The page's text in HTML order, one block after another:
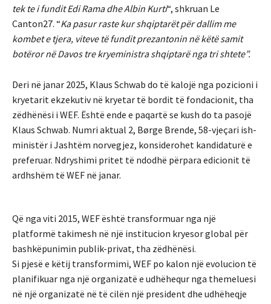
tek te i fundit Edi Rama dhe Albin Kurti“, shkruan Le
Canton27. “Ka pasur raste kur shqiptarët për dallim me
kombet e tjera, viteve të fundit prezantonin në këtë samit
botëror në Davos tre kryeministra shqiptarë nga tri shtete”.
Deri në janar 2025, Klaus Schwab do të kalojë nga pozicioni i
kryetarit ekzekutiv në kryetar të bordit të fondacionit, tha
zëdhënësi i WEF. Është ende e paqartë se kush do ta pasojë
Klaus Schwab. Numri aktual 2, Børge Brende, 58-vjeçari ish-
ministër i Jashtëm norvegjez, konsiderohet kandidaturë e
preferuar. Ndryshimi pritet të ndodhë përpara edicionit të
ardhshëm të WEF në janar.
Që nga viti 2015, WEF është transformuar nga një
platformë takimesh në një institucion kryesor global për
bashkëpunimin publik-privat, tha zëdhënësi.
Si pjesë e këtij transformimi, WEF po kalon një evolucion të
planifikuar nga një organizatë e udhëhequr nga themeluesi
në një organizatë në të cilën një president dhe udhëheqje